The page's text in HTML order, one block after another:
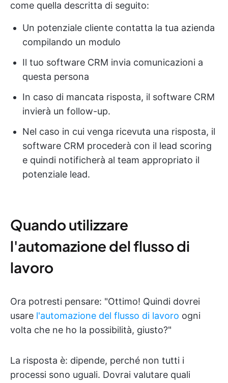
come quella descritta di seguito:
Un potenziale cliente contatta la tua azienda
compilando un modulo
Il tuo software CRM invia comunicazioni a
questa persona
In caso di mancata risposta, il software CRM
invierà un follow-up.
Nel caso in cui venga ricevuta una risposta, il
software CRM procederà con il lead scoring
e quindi notificherà al team appropriato il
potenziale lead.
Quando utilizzare
l'automazione del flusso di
lavoro
Ora potresti pensare: "Ottimo! Quindi dovrei
usare l'automazione del flusso di lavoro ogni
volta che ne ho la possibilità, giusto?"
La risposta è: dipende, perché non tutti i
processi sono uguali. Dovrai valutare quali